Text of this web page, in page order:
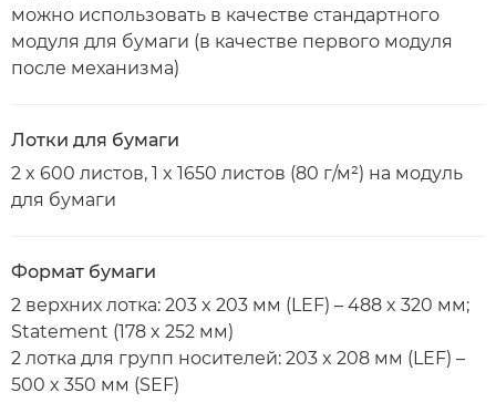
можно использовать в качестве стандартного
модуля для бумаги (в качестве первого модуля
после механизма)
Лотки для бумаги
2 x 600 листов, 1 x 1650 листов (80 г/м²) на модуль
для бумаги
Формат бумаги
2 верхних лотка: 203 x 203 мм (LEF) – 488 x 320 мм;
Statement (178 x 252 мм)
2 лотка для групп носителей: 203 x 208 мм (LEF) –
500 x 350 мм (SEF)